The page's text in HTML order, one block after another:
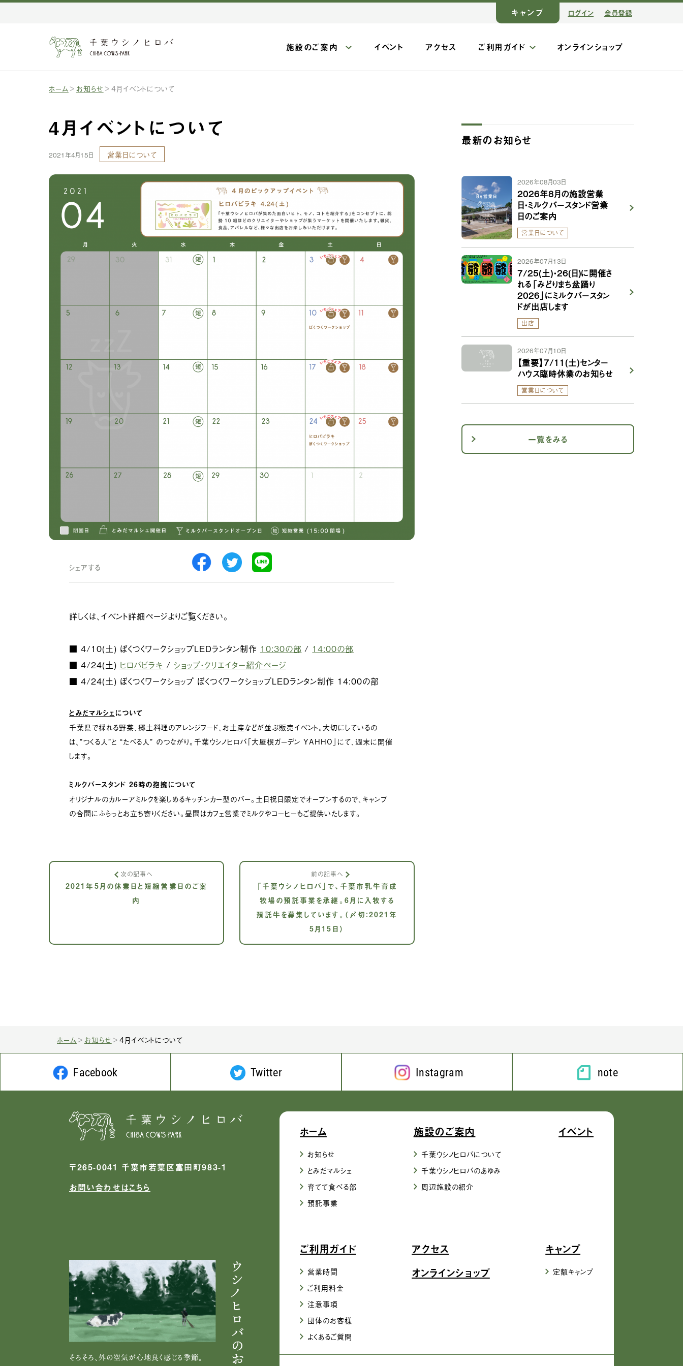
キャンプ ログイン 会員登録
施設のご案内 イベント アクセス ご利用ガイド オンラインショップ
ホーム お知らせ 4月イベントについて
4月イベントについて
2021年4月15日 営業日について
シェアする
詳しくは、イベント詳細ページよりご覧ください。
■ 4/10(土) ぼくつくワークショップLEDランタン制作 10:30の部 / 14:00の部
■ 4/24(土) ヒロバビラキ / ショップ・クリエイター紹介ページ
■ 4/24(土) ぼくつくワークショップ ぼくつくワークショップLEDランタン制作 14:00の部
とみだマルシェについて
千葉県で採れる野菜、郷土料理のアレンジフード、お土産などが並ぶ販売イベント。大切にしているの
は、”つくる人”と “たべる人” のつながり。千葉ウシノヒロバ「大屋根ガーデン YAHHO」にて、週末に開催
します。
ミルクバースタンド 26時の抱擁について
オリジナルのカルーアミルクを楽しめるキッチンカー型のバー。土日祝日限定でオープンするので、キャンプ
の合間にふらっとお立ち寄りください。昼間はカフェ営業でミルクやコーヒーもご提供いたします。
次の記事へ
2021年5月の休業日と短縮営業日のご案
内
前の記事へ
「千葉ウシノヒロバ」で、千葉市乳牛育成
牧場の預託事業を承継。6月に入牧する
預託牛を募集しています。（〆切：2021年
5月15日）
最新のお知らせ
2026年08月03日
2026年8月の施設営業
日・ミルクバースタンド営業
日のご案内
営業日について
2026年07月13日
7/25(土)・26(日)に開催さ
れる「みどりまち盆踊り
2026」にミルクバースタン
ドが出店します
出店
2026年07月10日
【重要】7/11(土)センター
ハウス臨時休業のお知らせ
営業日について
一覧をみる
ホーム お知らせ 4月イベントについて
Facebook Twitter Instagram note
〒265-0041 千葉市若葉区富田町983-1
お問い合わせはこちら
そろそろ、外の空気が心地良く感じる季節。 ウシノヒロバのお便り
ホーム
お知らせ
とみだマルシェ
育てて食べる部
預託事業
施設のご案内
千葉ウシノヒロバについて
千葉ウシノヒロバのあゆみ
周辺施設の紹介
イベント
ご利用ガイド
営業時間
ご利用料金
注意事項
団体のお客様
よくあるご質問
アクセス
オンラインショップ
キャンプ
定額キャンプ